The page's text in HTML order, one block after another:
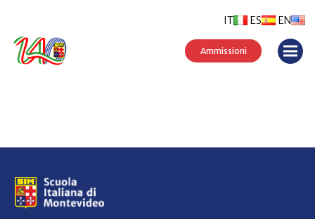
ES EN
IT
Ammissioni